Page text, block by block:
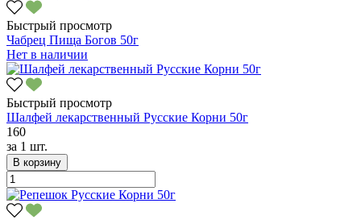
Быстрый просмотр
Чабрец Пища Богов 50г
Нет в наличии
Быстрый просмотр
Шалфей лекарственный Русские Корни 50г
160
за 1 шт.
В корзину